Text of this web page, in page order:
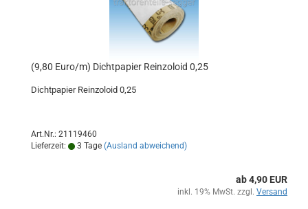
(9,80 Euro/m) Dichtpapier Reinzoloid 0,25
Dichtpapier Reinzoloid 0,25
Art.Nr.: 21119460
Lieferzeit:
3 Tage (Ausland abweichend)
ab 4,90 EUR
inkl. 19% MwSt. zzgl. Versand